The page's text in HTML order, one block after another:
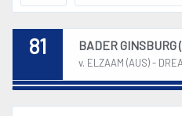
81 BADER GINSBURG
v. ELZAAM (AUS) -